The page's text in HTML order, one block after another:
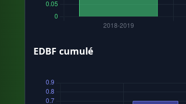
EDBF cumulé